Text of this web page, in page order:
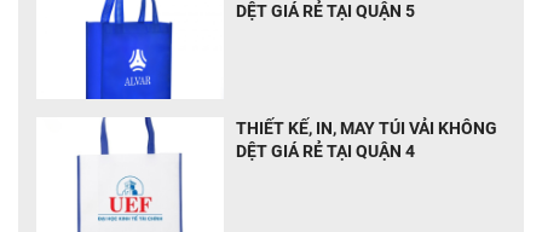
DỆT GIÁ RẺ TẠI QUẬN 5
THIẾT KẾ, IN, MAY TÚI VẢI KHÔNG
DỆT GIÁ RẺ TẠI QUẬN 4